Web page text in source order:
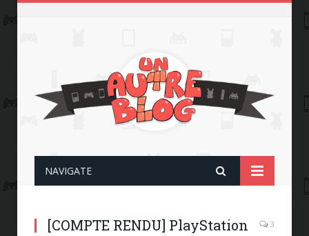
NAVIGATE
[COMPTE RENDU] PlayStation
3